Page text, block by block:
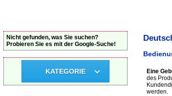
Eine
des
werden.
Nicht gefunden, was Sie suchen?
Probieren Sie es mit der Google-Suche!
KATEGORIE